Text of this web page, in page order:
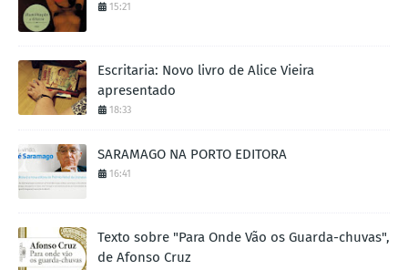
15:21
Escritaria: Novo livro de Alice Vieira
apresentado
18:33
SARAMAGO NA PORTO EDITORA
16:41
Texto sobre "Para Onde Vão os Guarda-chuvas",
de Afonso Cruz